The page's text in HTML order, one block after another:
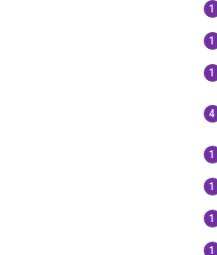
1
1
1
4
1
1
1
1